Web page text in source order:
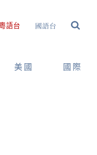
語台 國語台
美國 國際